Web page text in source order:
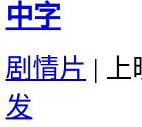
中字
剧情片 |
发